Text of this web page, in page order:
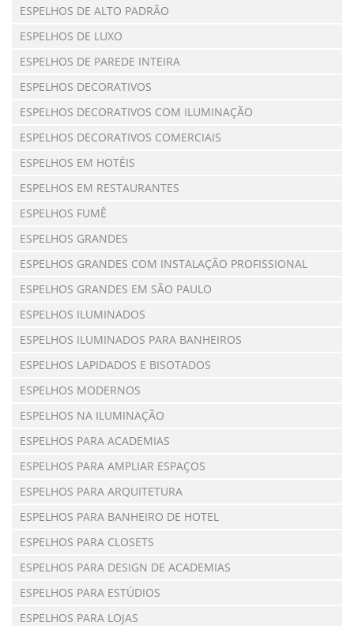
ESPELHOS DE ALTO PADRÃO
ESPELHOS DE LUXO
ESPELHOS DE PAREDE INTEIRA
ESPELHOS DECORATIVOS
ESPELHOS DECORATIVOS COM ILUMINAÇÃO
ESPELHOS DECORATIVOS COMERCIAIS
ESPELHOS EM HOTÉIS
ESPELHOS EM RESTAURANTES
ESPELHOS FUMÊ
ESPELHOS GRANDES
ESPELHOS GRANDES COM INSTALAÇÃO PROFISSIONAL
ESPELHOS GRANDES EM SÃO PAULO
ESPELHOS ILUMINADOS
ESPELHOS ILUMINADOS PARA BANHEIROS
ESPELHOS LAPIDADOS E BISOTADOS
ESPELHOS MODERNOS
ESPELHOS NA ILUMINAÇÃO
ESPELHOS PARA ACADEMIAS
ESPELHOS PARA AMPLIAR ESPAÇOS
ESPELHOS PARA ARQUITETURA
ESPELHOS PARA BANHEIRO DE HOTEL
ESPELHOS PARA CLOSETS
ESPELHOS PARA DESIGN DE ACADEMIAS
ESPELHOS PARA ESTÚDIOS
ESPELHOS PARA LOJAS